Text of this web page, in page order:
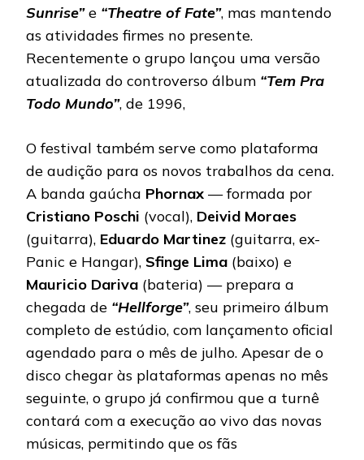
Sunrise”e “Theatre of Fate”, mas mantendo
as atividades firmes no presente.
Recentemente o grupo lançou uma versão
atualizada do controverso álbum “Tem Pra
Todo Mundo”, de 1996,
O festival também serve como plataforma
de audição para os novos trabalhos da cena.
A banda gaúcha Phornax — formada por
Cristiano Poschi (vocal), Deivid Moraes
(guitarra), Eduardo Martinez (guitarra, ex-
Panic e Hangar), Sfinge Lima (baixo) e
Mauricio Dariva (bateria) — prepara a
chegada de “Hellforge”, seu primeiro álbum
completo de estúdio, com lançamento oficial
agendado para o mês de julho. Apesar de o
disco chegar às plataformas apenas no mês
seguinte, o grupo já confirmou que a turnê
contará com a execução ao vivo das novas
músicas, permitindo que os fãs